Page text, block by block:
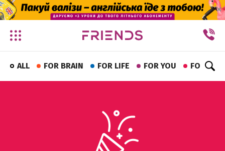
✕
ALL FOR BRAIN FOR LIFE FOR YOU FOR FUN